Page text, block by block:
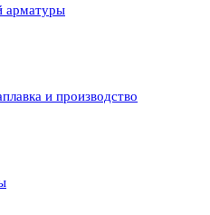
арматуры
и производство